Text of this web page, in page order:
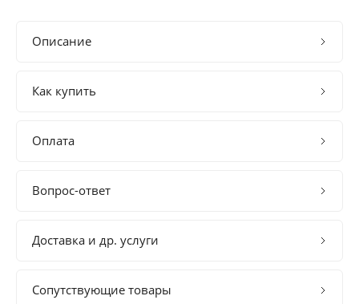
Описание
Как купить
Оплата
Вопрос-ответ
Доставка и др. услуги
Сопутствующие товары